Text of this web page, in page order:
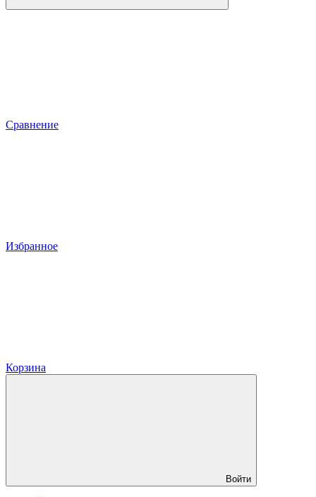
Сравнение
Избранное
Корзина
Войти